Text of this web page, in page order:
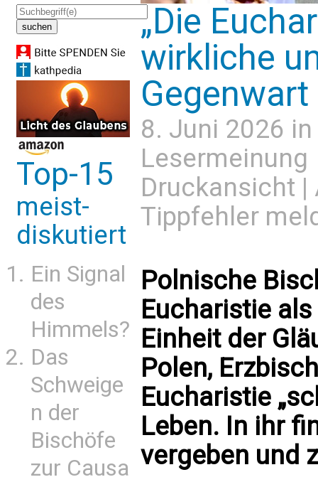
Top-15
meist-
diskutiert
Ein Signal
des
Himmels?
Das
Schweige
n der
Bischöfe
zur Causa
„Die
wirkliche
Gegenwart
8. Juni 2026 in
Lesermeinung
Druckansicht |
Tippfehler
Polnische
Eucharistie
Einheit der
Polen,
Eucharistie
Leben. In ihr
vergeben und